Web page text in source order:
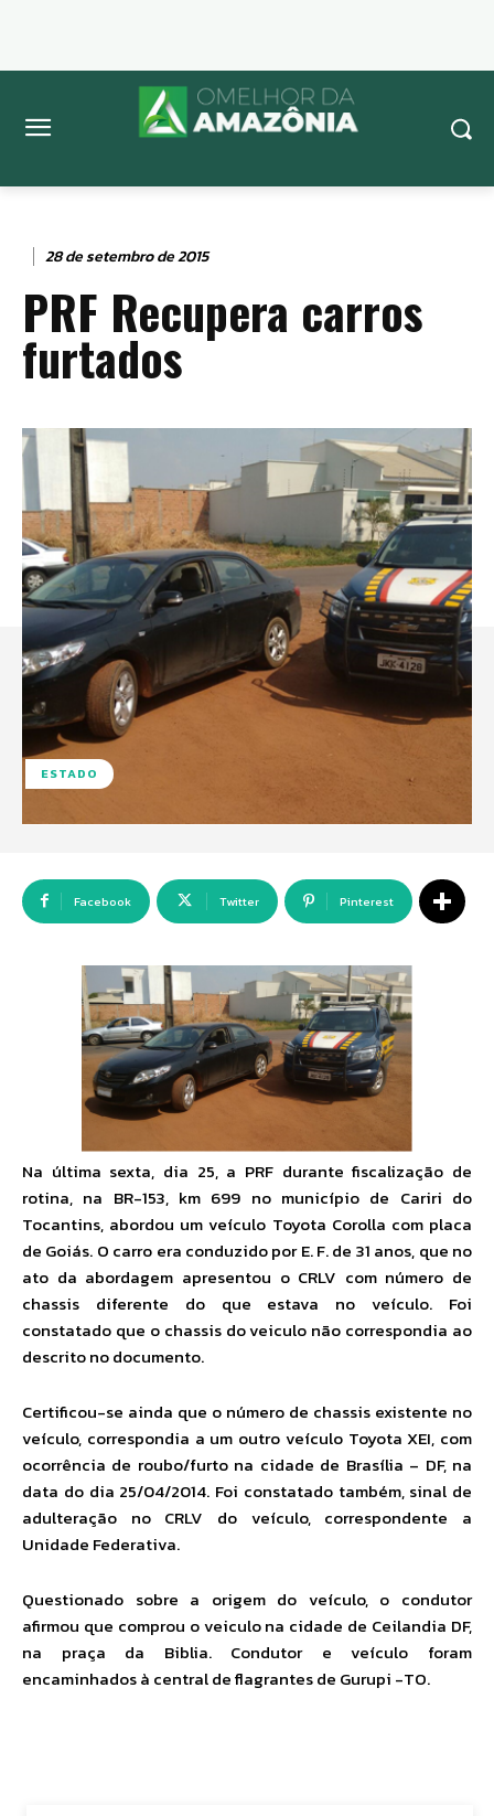
28 de setembro de 2015
PRF Recupera carros
furtados
ESTADO
Facebook Twitter Pinterest
Na última sexta, dia 25, a PRF durante fiscalização de
rotina, na BR-153, km 699 no município de Cariri do
Tocantins, abordou um veículo Toyota Corolla com placa
de Goiás. O carro era conduzido por E. F. de 31 anos, que no
ato da abordagem apresentou o CRLV com número de
chassis diferente do que estava no veículo. Foi
constatado que o chassis do veiculo não correspondia ao
descrito no documento.
Certificou-se ainda que o número de chassis existente no
veículo, correspondia a um outro veículo Toyota XEI, com
ocorrência de roubo/furto na cidade de Brasília – DF, na
data do dia 25/04/2014. Foi constatado também, sinal de
adulteração no CRLV do veículo, correspondente a
Unidade Federativa.
Questionado sobre a origem do veículo, o condutor
afirmou que comprou o veiculo na cidade de Ceilandia DF,
na praça da Biblia. Condutor e veículo foram
encaminhados à central de flagrantes de Gurupi -TO.